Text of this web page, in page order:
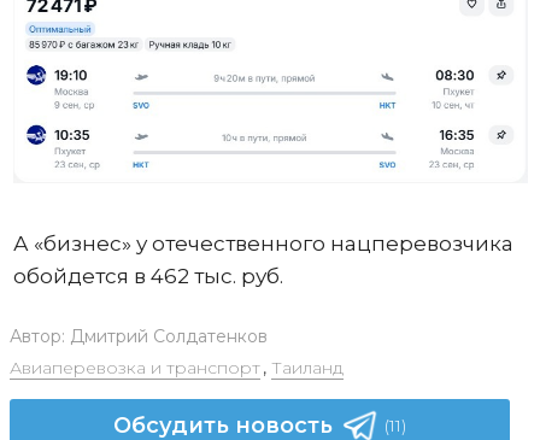
А «бизнес» у отечественного нацперевозчика
обойдется в 462 тыс. руб.
Автор: Дмитрий Солдатенков
Авиаперевозка и транспорт, Таиланд
Обсудить новость (11)